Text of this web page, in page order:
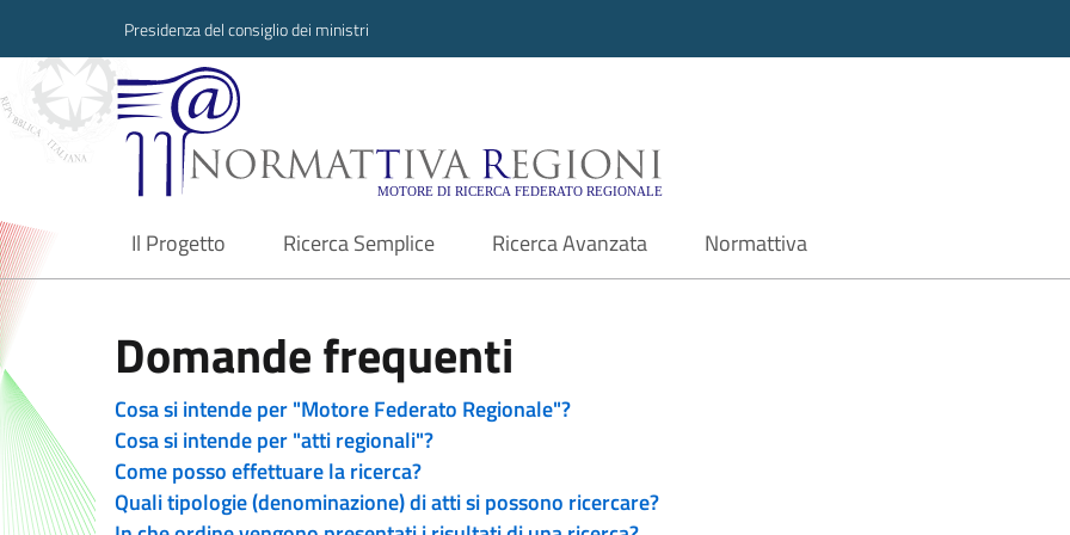
Presidenza del consiglio dei ministri
Normattiva Regioni - Motore di ricerca
Il Progetto
current Ricerca Semplice Ricerca Avanzata Normattiva
Domande frequenti
Cosa si intende per "Motore Federato Regionale"?
Cosa si intende per "atti regionali"?
Come posso effettuare la ricerca?
Quali tipologie (denominazione) di atti si possono ricercare?